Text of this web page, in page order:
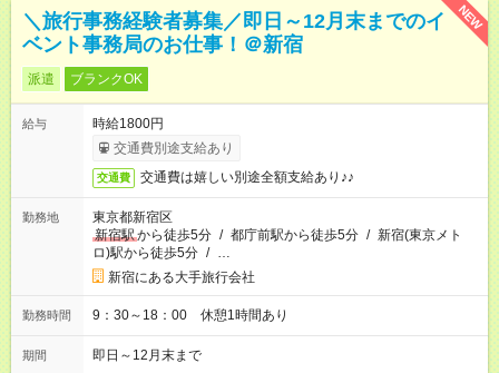
NEW
＼旅行事務経験者募集／即日～12月末までのイ
ベント事務局のお仕事！＠新宿
派遣 ブランクOK
給与
時給1800円
交通費別途支給あり
交通費 交通費は嬉しい別途全額支給あり♪♪
勤務地
東京都新宿区
新宿駅から徒歩5分 / 都庁前駅から徒歩5分 / 新宿(東京メト
ロ)駅から徒歩5分 / …
新宿にある大手旅行会社
勤務時間 9：30～18：00 休憩1時間あり
期間 即日～12月末まで